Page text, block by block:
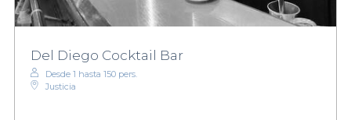
Del Diego Cocktail Bar
Desde 1 hasta 150 pers.
Justicia